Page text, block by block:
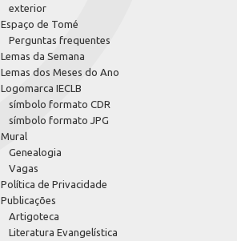
exterior
Espaço de Tomé
Perguntas frequentes
Lemas da Semana
Lemas dos Meses do Ano
Logomarca IECLB
símbolo formato CDR
símbolo formato JPG
Mural
Genealogia
Vagas
Política de Privacidade
Publicações
Artigoteca
Literatura Evangelística